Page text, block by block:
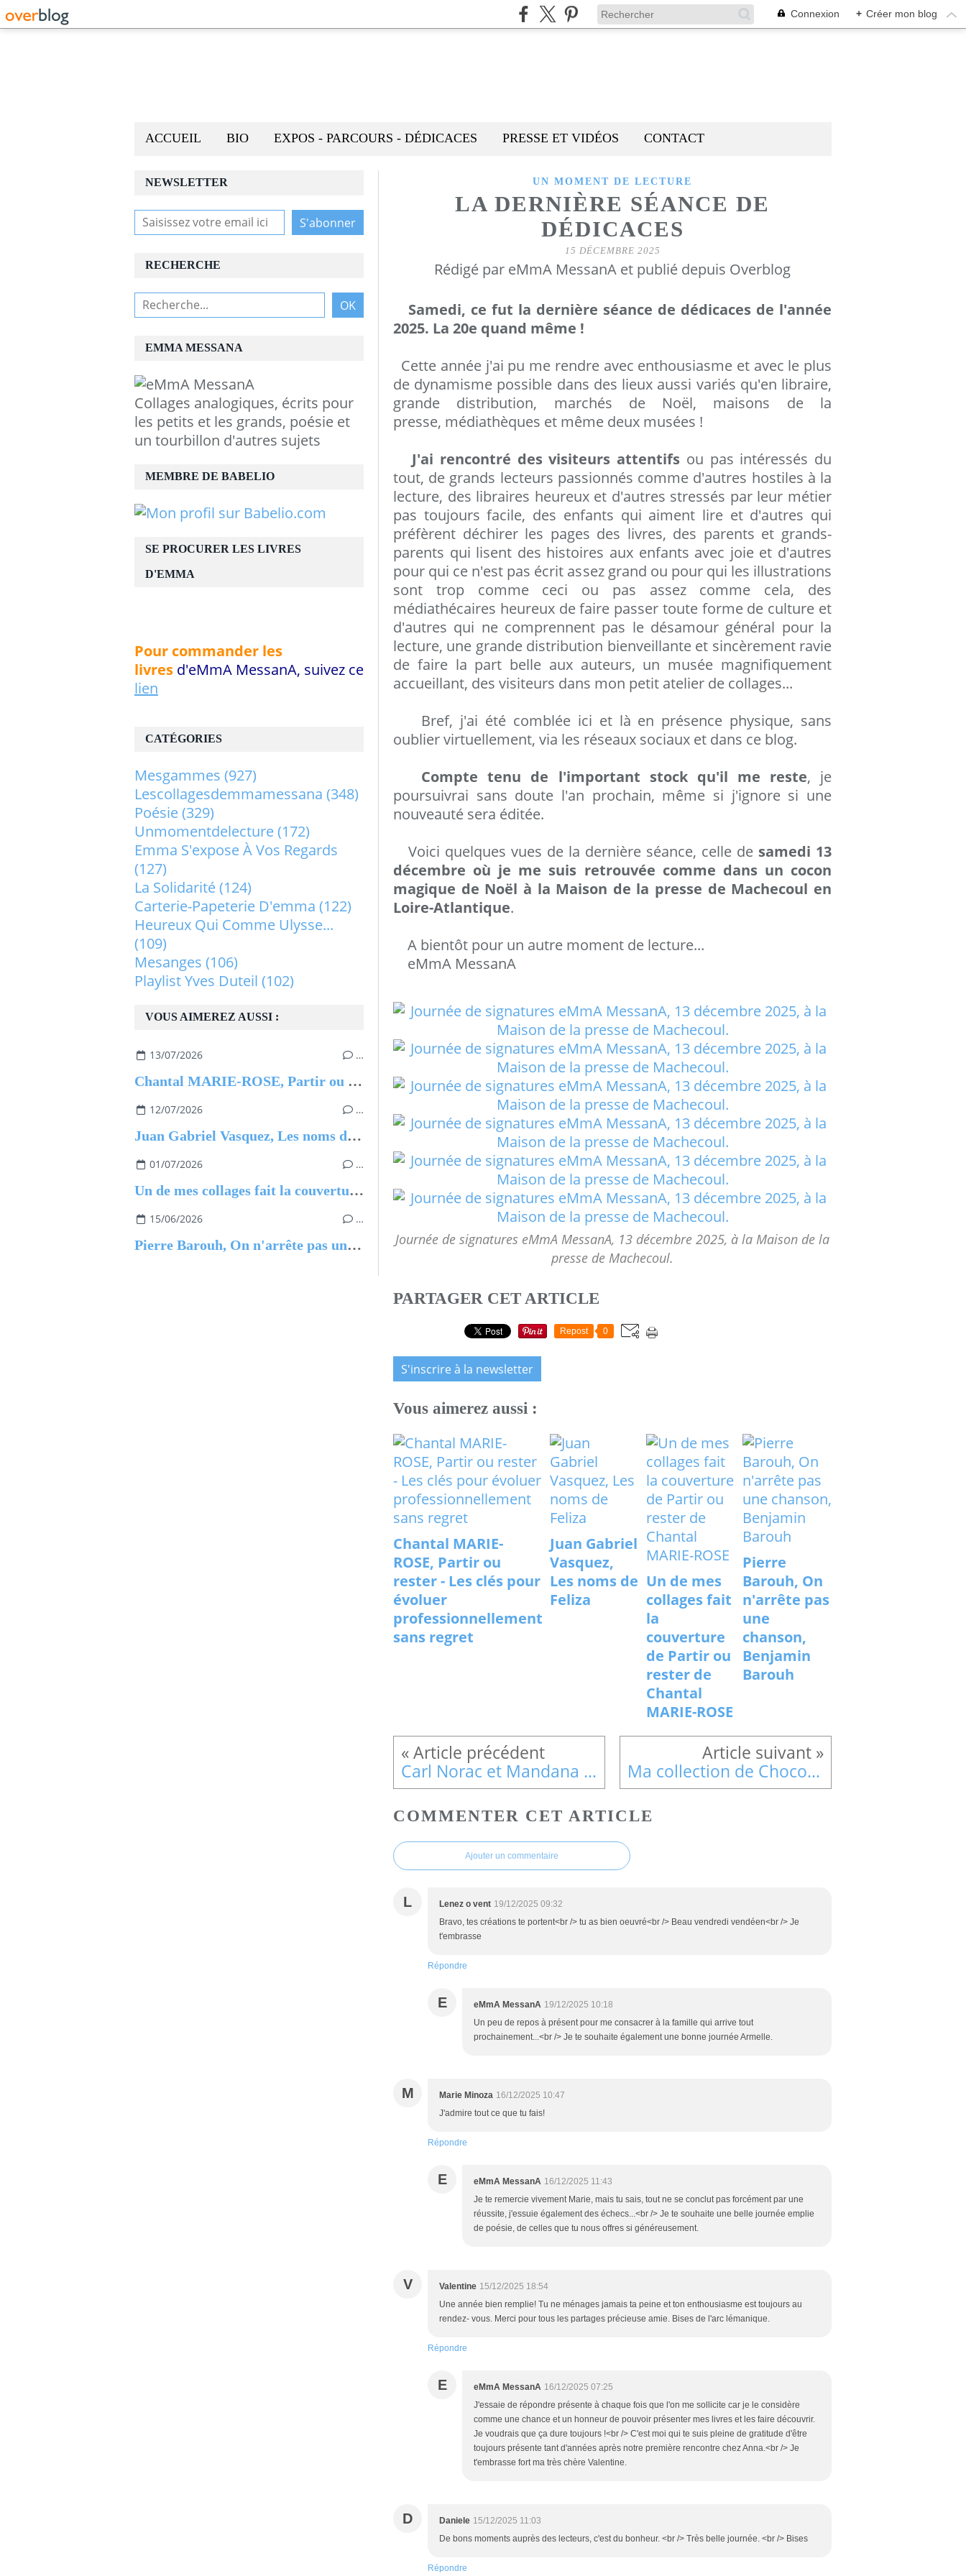
Connexion + Créer mon blog
ACCUEIL BIO EXPOS - PARCOURS - DÉDICACES PRESSE ET VIDÉOS CONTACT
UN MOMENT DE LECTURE
LA DERNIÈRE SÉANCE DE
DÉDICACES
15 DÉCEMBRE 2025
Rédigé par eMmA MessanA et publié depuis Overblog
Samedi, ce fut la dernière séance de dédicaces de l'année
2025. La 20e quand même !
Cette année j'ai pu me rendre avec enthousiasme et avec le plus
de dynamisme possible dans des lieux aussi variés qu'en libraire,
grande distribution, marchés de Noël, maisons de la
presse, médiathèques et même deux musées !
J'ai rencontré des visiteurs attentifs ou pas intéressés du
tout, de grands lecteurs passionnés comme d'autres hostiles à la
lecture, des libraires heureux et d'autres stressés par leur métier
pas toujours facile, des enfants qui aiment lire et d'autres qui
préfèrent déchirer les pages des livres, des parents et grands-
parents qui lisent des histoires aux enfants avec joie et d'autres
pour qui ce n'est pas écrit assez grand ou pour qui les illustrations
sont trop comme ceci ou pas assez comme cela, des
médiathécaires heureux de faire passer toute forme de culture et
d'autres qui ne comprennent pas le désamour général pour la
lecture, une grande distribution bienveillante et sincèrement ravie
de faire la part belle aux auteurs, un musée magnifiquement
accueillant, des visiteurs dans mon petit atelier de collages...
Bref, j'ai été comblée ici et là en présence physique, sans
oublier virtuellement, via les réseaux sociaux et dans ce blog.
Compte tenu de l'important stock qu'il me reste, je
poursuivrai sans doute l'an prochain, même si j'ignore si une
nouveauté sera éditée.
Voici quelques vues de la dernière séance, celle de samedi 13
décembre où je me suis retrouvée comme dans un cocon
magique de Noël à la Maison de la presse de Machecoul en
Loire-Atlantique.
A bientôt pour un autre moment de lecture...
eMmA MessanA
Journée de signatures eMmA MessanA, 13 décembre 2025, à la Maison de la
presse de Machecoul.
PARTAGER CET ARTICLE
Repost 0
S'inscrire à la newsletter
Vous aimerez aussi :
Chantal MARIE-
ROSE, Partir ou
rester - Les clés pour
évoluer
professionnellement
sans regret
Juan Gabriel
Vasquez,
Les noms de
Feliza
Un de mes
collages fait
la
couverture
de Partir ou
rester de
Chantal
MARIE-ROSE
Pierre
Barouh, On
n'arrête pas
une
chanson,
Benjamin
Barouh
Carl Norac et Mandana Sadat, "Tupilaks !" Ma collection de ChocoPhotos
COMMENTER CET ARTICLE
Ajouter un commentaire
L Lenez o vent 19/12/2025 09:32
Bravo, tes créations te portent<br /> tu as bien oeuvré<br /> Beau vendredi vendéen<br /> Je
t'embrasse
Répondre
E eMmA MessanA 19/12/2025 10:18
Un peu de repos à présent pour me consacrer à la famille qui arrive tout
prochainement...<br /> Je te souhaite également une bonne journée Armelle.
M Marie Minoza 16/12/2025 10:47
J'admire tout ce que tu fais!
Répondre
E eMmA MessanA 16/12/2025 11:43
Je te remercie vivement Marie, mais tu sais, tout ne se conclut pas forcément par une
réussite, j'essuie également des échecs...<br /> Je te souhaite une belle journée emplie
de poésie, de celles que tu nous offres si généreusement.
V Valentine 15/12/2025 18:54
Une année bien remplie! Tu ne ménages jamais ta peine et ton enthousiasme est toujours au
rendez- vous. Merci pour tous les partages précieuse amie. Bises de l'arc lémanique.
Répondre
E eMmA MessanA 16/12/2025 07:25
J'essaie de répondre présente à chaque fois que l'on me sollicite car je le considère
comme une chance et un honneur de pouvoir présenter mes livres et les faire découvrir.
Je voudrais que ça dure toujours !<br /> C'est moi qui te suis pleine de gratitude d'être
toujours présente tant d'années après notre première rencontre chez Anna.<br /> Je
t'embrasse fort ma très chère Valentine.
D Daniele 15/12/2025 11:03
De bons moments auprès des lecteurs, c'est du bonheur. <br /> Très belle journée. <br /> Bises
Répondre
NEWSLETTER
RECHERCHE
EMMA MESSANA
Collages analogiques, écrits pour
les petits et les grands, poésie et
un tourbillon d'autres sujets
VOUS AIMEREZ AUSSI :
13/07/2026 …
Chantal MARIE-ROSE, Partir ou rester - Les clés pour évoluer professionnellement sans regret
12/07/2026 …
Juan Gabriel Vasquez, Les noms de Feliza
01/07/2026 …
Un de mes collages fait la couverture de Partir ou rester de Chantal MARIE-ROSE
15/06/2026 …
Pierre Barouh, On n'arrête pas une chanson, Benjamin Barouh
CATÉGORIES
Mesgammes (927)
Lescollagesdemmamessana (348)
Poésie(329)
Unmomentdelecture(172)
Emma S'expose À Vos Regards
(127)
La Solidarité(124)
Carterie-Papeterie D'emma (122)
Heureux Qui Comme Ulysse...
(109)
Mesanges (106)
Playlist Yves Duteil (102)
MEMBRE DE BABELIO
SE PROCURER LES LIVRES
D'EMMA
Pour commander les
livres d'eMmA MessanA, suivez ce
lien